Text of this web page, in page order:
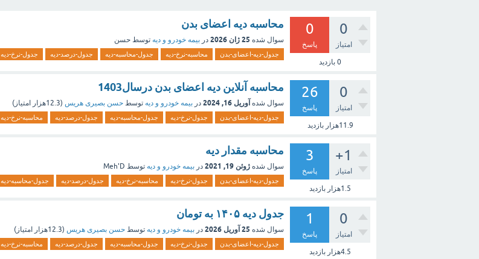
0
امتیاز
0
پاسخ
0 بازدید
محاسبه دیه اعضای بدن
سوال شده 25 ژان 2026 در بیمه خودرو و دیه توسط حسن
جدول-دیه-اعضای-بدن محاسبه-نرخ-دیه جدول-محاسبه-دیه جدول-درصد-دیه جدول-نرخ-دیه
0
امتیاز
26
پاسخ
11.9هزار بازدید
محاسبه آنلاین دیه اعضای بدن درسال1403
سوال شده آوریل 16, 2024 در بیمه خودرو و دیه توسط حسن بصیری هریس (12.3هزار امتیاز)
جدول-دیه-اعضای-بدن جدول-نرخ-دیه جدول-محاسبه-دیه جدول-درصد-دیه محاسبه-نرخ-دیه
+1
امتیاز
3
پاسخ
1.5هزار بازدید
محاسبه مقدار دیه
سوال شده ژوئن 19, 2021 در بیمه خودرو و دیه توسط Meh'D
جدول-دیه-اعضای-بدن جدول-نرخ-دیه محاسبه-نرخ-دیه جدول-درصد-دیه جدول-محاسبه-دیه
0
امتیاز
1
پاسخ
4.5هزار بازدید
جدول دیه ۱۴۰۵ به تومان
سوال شده 25 آوریل 2026 در بیمه خودرو و دیه توسط حسن بصیری هریس (12.3هزار امتیاز)
جدول-دیه-اعضای-بدن جدول-نرخ-دیه جدول-محاسبه-دیه جدول-درصد-دیه محاسبه-نرخ-دیه